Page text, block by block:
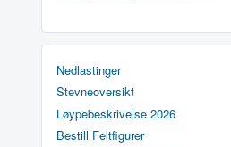
Nedlastinger
Stevneoversikt
Løypebeskrivelse 2026
Bestill Feltfigurer